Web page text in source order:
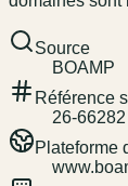
Source
BOAMP
Référence
26-66282
Plateforme